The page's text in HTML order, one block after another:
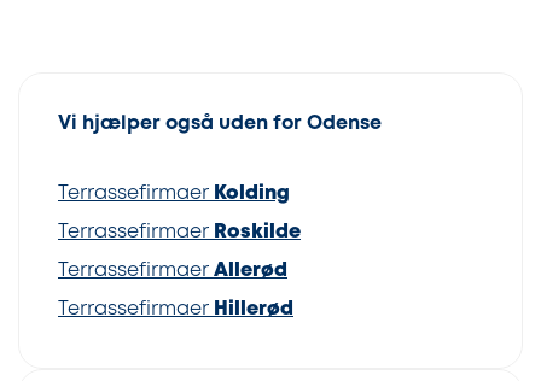
Vi hjælper også uden for Odense
Terrassefirmaer Kolding
Terrassefirmaer Roskilde
Terrassefirmaer Allerød
Terrassefirmaer Hillerød